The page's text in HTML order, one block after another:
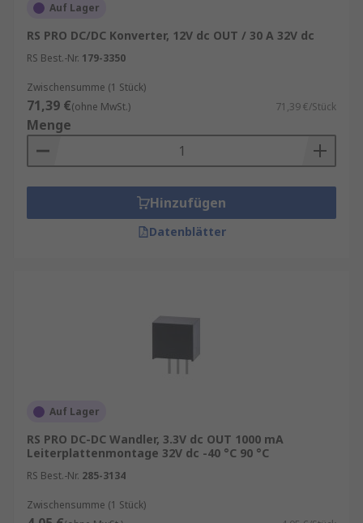
Auf Lager
RS PRO DC/DC Konverter, 12V dc OUT / 30 A 32V dc
RS Best.-Nr. 179-3350
Zwischensumme (1 Stück)
71,39 €(ohne MwSt.) 71,39 €/Stück
Menge
Hinzufügen
Datenblätter
Auf Lager
RS PRO DC-DC Wandler, 3.3V dc OUT 1000 mA
Leiterplattenmontage 32V dc -40 °C 90 °C
RS Best.-Nr. 285-3134
Zwischensumme (1 Stück)